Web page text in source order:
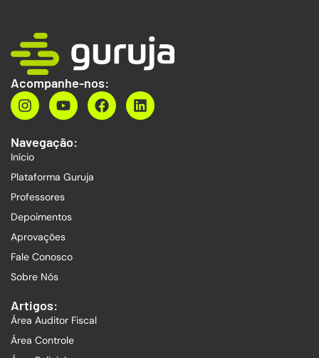
Acompanhe-nos:
Navegação:
Início
Plataforma Guruja
Professores
Depoimentos
Aprovações
Fale Conosco
Sobre Nós
Artigos:
Área Auditor Fiscal
Área Controle